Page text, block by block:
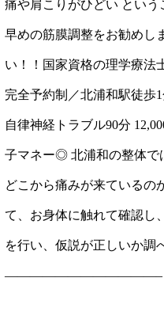
痛や肩こりがひどい とい
早めの筋膜調整をお勧めし
い！！国家資格の理学療法
完全予約制／北浦和駅
自律神経トラブル90分
子マネー◎ 北浦和の整体で
どこから痛みが来ているの
て、お身体に触れて確認し
を行い、仮説が正しいか
————————————– 土曜日